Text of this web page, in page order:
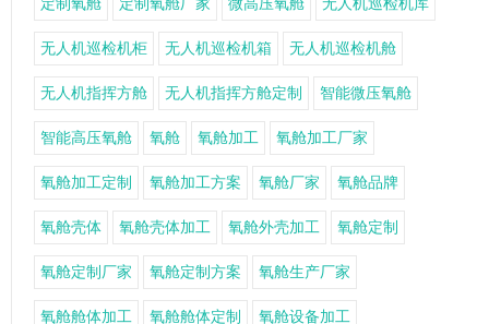
定制氧舱 定制氧舱厂家 微高压氧舱 无人机巡检机库
无人机巡检机柜 无人机巡检机箱 无人机巡检机舱
无人机指挥方舱 无人机指挥方舱定制 智能微压氧舱
智能高压氧舱 氧舱 氧舱加工 氧舱加工厂家
氧舱加工定制 氧舱加工方案 氧舱厂家 氧舱品牌
氧舱壳体 氧舱壳体加工 氧舱外壳加工 氧舱定制
氧舱定制厂家 氧舱定制方案 氧舱生产厂家
氧舱舱体加工 氧舱舱体定制 氧舱设备加工